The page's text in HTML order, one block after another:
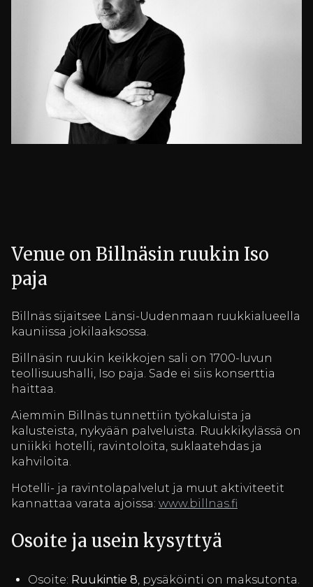
Venue on Billnäsin ruukin Iso
paja
Billnäs sijaitsee Länsi-Uudenmaan ruukkialueella
kauniissa jokilaaksossa.
Billnäsin ruukin keikkojen sali on 1700-luvun
teollisuushalli, Iso paja. Sade ei siis konserttia
haittaa.
Aiemmin Billnäs tunnettiin työkaluista ja
kalusteista, nykyään palveluista. Ruukkikylässä on
uniikki hotelli, ravintoloita, suklaatehdas ja
kahviloita.
Hotelli- ja ravintolapalvelut ja muut aktiviteetit
kannattaa varata ajoissa: www.billnas.fi
Osoite ja usein kysyttyä
Osoite: Ruukintie 8 , pysäköinti on maksutonta.